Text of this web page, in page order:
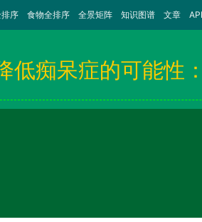
序 食物全排序 全景矩阵 知识图谱 文章
低痴呆症的可能性